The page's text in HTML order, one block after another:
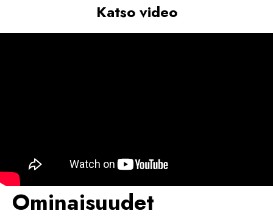
Katso video
Ominaisuudet